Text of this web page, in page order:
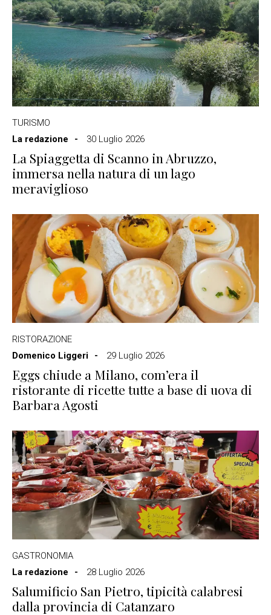
TURISMO
La redazione
30 Luglio 2026
La Spiaggetta di Scanno in Abruzzo,
immersa nella natura di un lago
meraviglioso
RISTORAZIONE
Domenico Liggeri
29 Luglio 2026
Eggs chiude a Milano, com’era il
ristorante di ricette tutte a base di uova di
Barbara Agosti
GASTRONOMIA
La redazione
28 Luglio 2026
Salumificio San Pietro, tipicità calabresi
dalla provincia di Catanzaro